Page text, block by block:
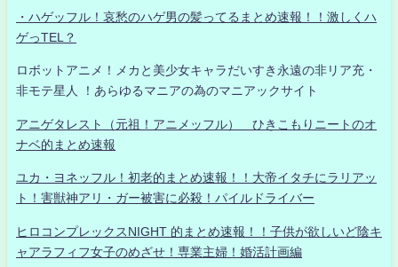
・ハゲッフル！哀愁のハゲ男の髪ってるまとめ速報！！激しくハ
ゲっTEL？
ロボットアニメ！メカと美少女キャラだいすき永遠の非リア充・
非モテ星人 ！あらゆるマニアの為のマニアックサイト
アニゲタレスト（元祖！アニメッフル） ひきこもりニートのオ
ナベ的まとめ速報
ユカ・ヨネッフル！初老的まとめ速報！！大帝イタチにラリアッ
ト！害獣神アリ・ガー被害に必殺！パイルドライバー
ヒロコンプレックスNIGHT 的まとめ速報！！子供が欲しいど陰キ
ャアラフィフ女子のめざせ！専業主婦！婚活計画編